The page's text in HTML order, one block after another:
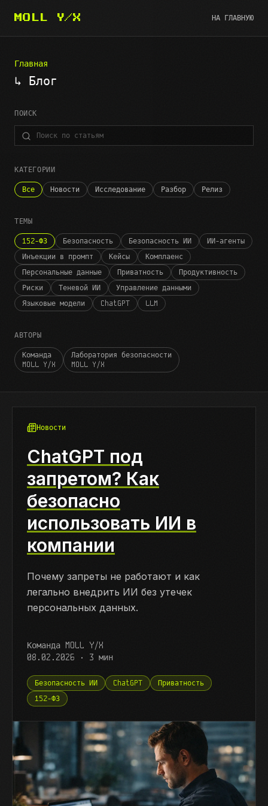
MOLL Y/X НА ГЛАВНУЮ
Главная
↳ Блог
ПОИСК
КАТЕГОРИИ
Все Новости Исследование Разбор Релиз
ТЕМЫ
152-ФЗ Безопасность Безопасность ИИ
ИИ-агенты
Инъекции в промпт
Кейсы
Комплаенс
Персональные данные
Приватность
Продуктивность
Риски
Теневой ИИ
Управление данными
Языковые модели
ChatGPT LLM
АВТОРЫ
Команда
MOLL Y/X
Лаборатория безопасности
MOLL Y/X
Новости
ChatGPT под
запретом? Как
безопасно
использовать ИИ в
компании
Почему запреты не работают и как
легально внедрить ИИ без утечек
персональных данных.
Команда MOLL Y/X
08.02.2026 · 3 мин
Безопасность ИИ ChatGPT
Приватность
152-ФЗ